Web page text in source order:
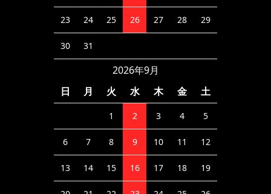
23 24 25 26 27 28 29
30 31
2026年9月
日
月 火 水 木 金 土
1 2 3 4 5
6 7 8 9 10 11 12
13 14 15 16 17 18 19